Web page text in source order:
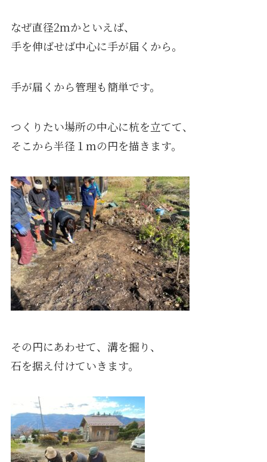
なぜ直径2ｍかといえば、
手を伸ばせば中心に手が届くから。
手が届くから管理も簡単です。
つくりたい場所の中心に杭を立てて、
そこから半径１mの円を描きます。
その円にあわせて、溝を掘り、
石を据え付けていきます。